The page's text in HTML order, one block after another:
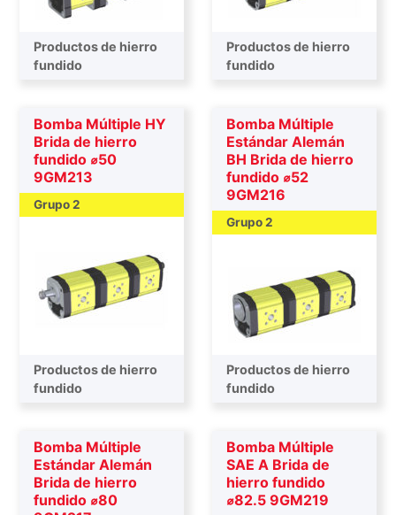
Productos de hierro
fundido
Productos de hierro
fundido
Bomba Múltiple HY
Brida de hierro
fundido ⌀50
9GM213
Grupo 2
Productos de hierro
fundido
Bomba Múltiple
Estándar Alemán
BH Brida de hierro
fundido ⌀52
9GM216
Grupo 2
Productos de hierro
fundido
Bomba Múltiple
Estándar Alemán
Brida de hierro
fundido ⌀80
Bomba Múltiple
SAE A Brida de
hierro fundido
⌀82.5 9GM219